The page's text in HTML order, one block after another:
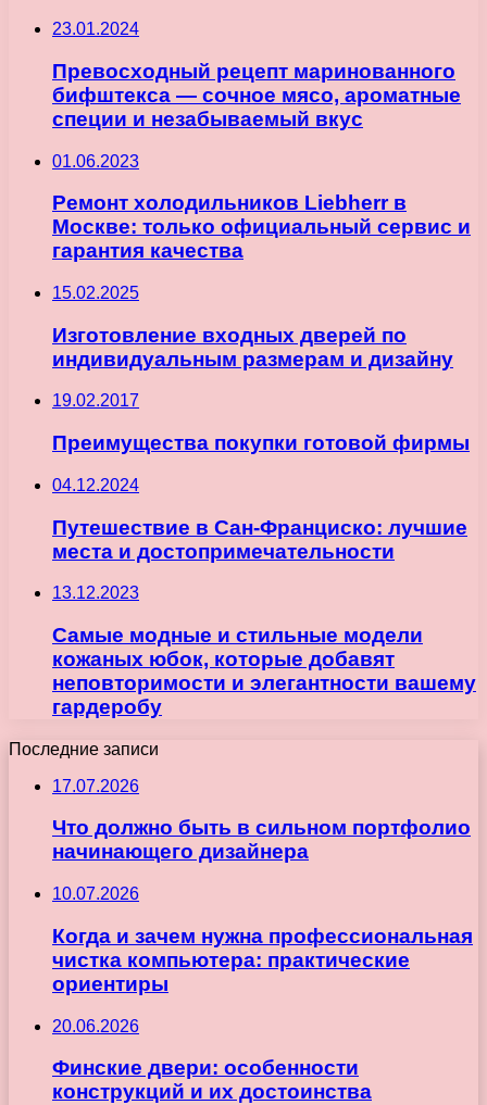
23.01.2024
Превосходный рецепт маринованного
бифштекса — сочное мясо, ароматные
специи и незабываемый вкус
01.06.2023
Ремонт холодильников Liebherr в
Москве: только официальный сервис и
гарантия качества
15.02.2025
Изготовление входных дверей по
индивидуальным размерам и дизайну
19.02.2017
Преимущества покупки готовой фирмы
04.12.2024
Путешествие в Сан-Франциско: лучшие
места и достопримечательности
13.12.2023
Самые модные и стильные модели
кожаных юбок, которые добавят
неповторимости и элегантности вашему
гардеробу
Последние записи
17.07.2026
Что должно быть в сильном портфолио
начинающего дизайнера
10.07.2026
Когда и зачем нужна профессиональная
чистка компьютера: практические
ориентиры
20.06.2026
Финские двери: особенности
конструкций и их достоинства